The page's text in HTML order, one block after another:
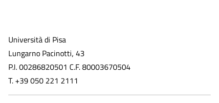
Università di Pisa
Lungarno Pacinotti, 43
P.I. 00286820501 C.F. 80003670504
T. +39 050 221 2111